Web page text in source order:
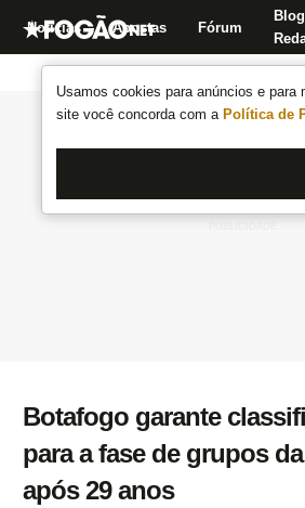
Usamos cookies para anúncios e para
site você concorda com a Política de
Notícias Apostas Fórum
Botafogo garante
para a fase de grupos
após 29 anos